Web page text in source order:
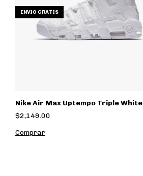
ENVÍO GRATIS
Nike Air Max Uptempo Triple White
$2,149.00
Comprar